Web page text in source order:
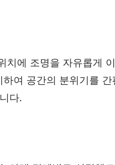
치에 조명을 자유롭게
여 공간의 분위기를
다.